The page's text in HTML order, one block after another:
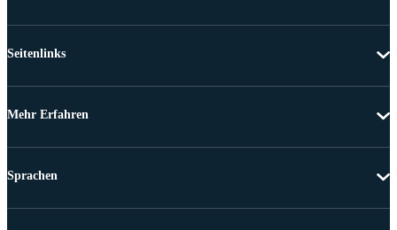
Seitenlinks
Mehr Erfahren
Sprachen